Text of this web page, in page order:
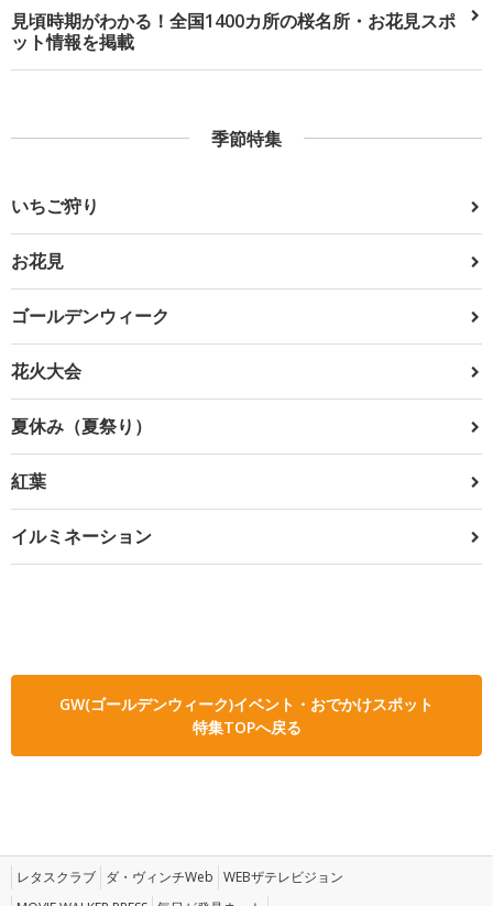
見頃時期がわかる！全国1400カ所の桜名所・お花見スポ
ット情報を掲載
季節特集
いちご狩り
お花見
ゴールデンウィーク
花火大会
夏休み（夏祭り）
紅葉
イルミネーション
GW(ゴールデンウィーク)イベント・おでかけスポット
特集TOPへ戻る
レタスクラブ ダ・ヴィンチWeb WEBザテレビジョン